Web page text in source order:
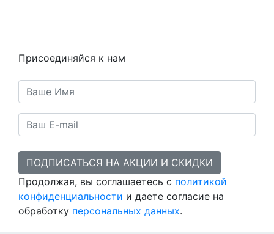
Присоединяйся к нам
ПОДПИСАТЬСЯ НА АКЦИИ И СКИДКИ
Продолжая, вы соглашаетесь с политикой
конфиденциальности и даете согласие на
обработку персональных данных.